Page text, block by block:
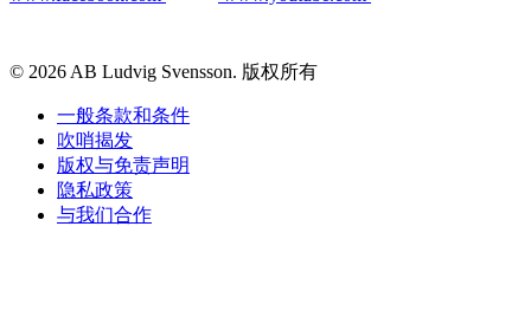
© 2026 AB Ludvig Svensson. 版权所有
一般条款和条件
吹哨揭发
版权与免责声明
隐私政策
与我们合作